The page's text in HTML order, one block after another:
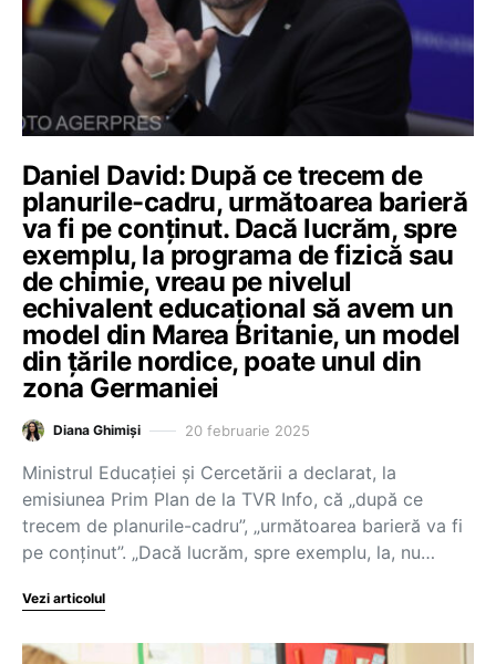
Daniel David: După ce trecem de
planurile-cadru, următoarea barieră
va fi pe conținut. Dacă lucrăm, spre
exemplu, la programa de fizică sau
de chimie, vreau pe nivelul
echivalent educaţional să avem un
model din Marea Britanie, un model
din ţările nordice, poate unul din
zona Germaniei
Diana Ghimiși 20 februarie 2025
Ministrul Educației și Cercetării a declarat, la
emisiunea Prim Plan de la TVR Info, că „după ce
trecem de planurile-cadru”, „următoarea barieră va fi
pe conţinut”. „Dacă lucrăm, spre exemplu, la, nu…
Vezi articolul